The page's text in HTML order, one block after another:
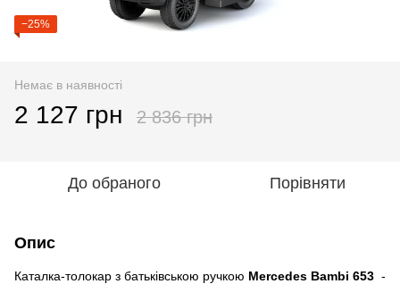
−25%
Немає в наявності
2 127 грн 2 836 грн
До обраного Порівняти
Опис
Каталка-толокар з батьківською ручкою Mercedes Bambi 653 -